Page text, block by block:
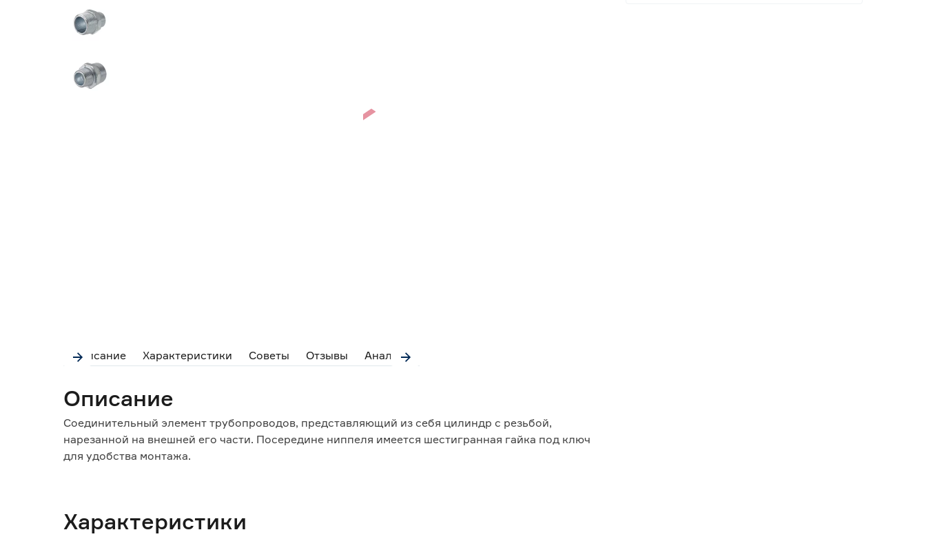
Описание Характеристики Советы Отзывы Аналоги
Описание
Cоединительный элемент трубопроводов, представляющий из себя цилиндр с резьбой,
нарезанной на внешней его части. Посередине ниппеля имеется шестигранная гайка под ключ
для удобства монтажа.
Характеристики